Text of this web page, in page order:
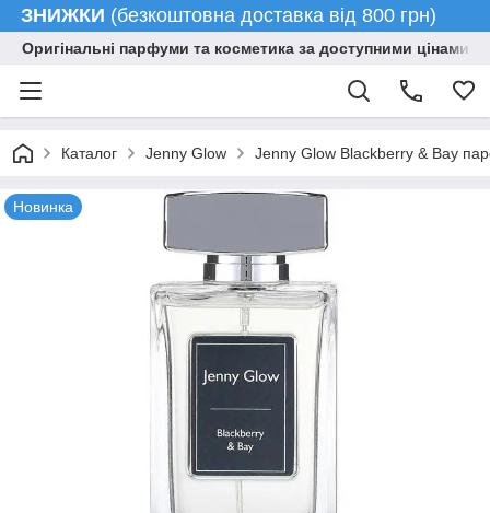
ЗНИЖКИ (безкоштовна доставка від 800 грн)
Оригінальні парфуми та косметика за доступними цінами
Каталог Jenny Glow Jenny Glow Blackberry & Bay
Новинка